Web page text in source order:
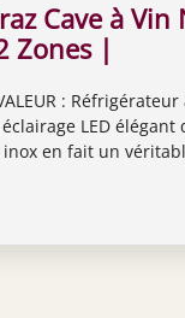
Cave à Vin
Zones |
5–18
:
LED élégant
en fait un
réparties sur
temps. TOUS LES